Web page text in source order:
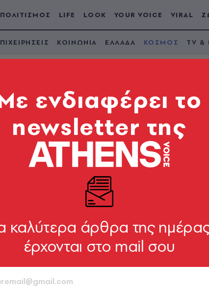
ΠΟΛΙΤΙΣΜΟΣ LIFE LOOK YOUR VOICE VIRAL
ΚΟΙΝΩΝΙΑ ΕΛΛΑΔΑ ΚΟΣΜΟΣ TV &
μείωση του
κάτω των
και οι υποδομές μας έχουν κατακλυστεί»,
ενδιαφέρει το
newsletter της
καλύτερα άρθρα της
έρχονται στο mail σου